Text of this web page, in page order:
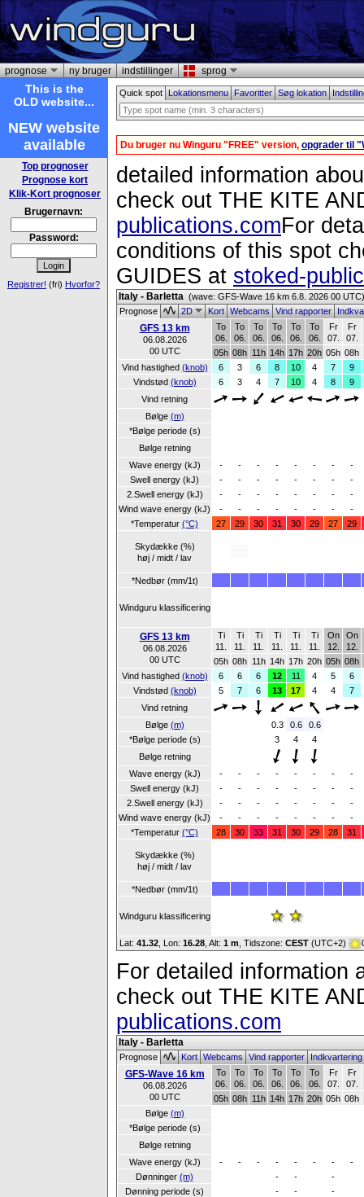
prognose ny bruger indstillinger sprog
This is the
OLD website...
NEW website
available
Top prognoser
Prognose kort
Klik-Kort prognoser
Brugernavn:
Password:
Registrer! (fri) Hvorfor?
Quick spot LokationsmenuFavoritterSøg lokation
Du bruger nu Winguru "FREE" version, opgrader til
detailed information
check out THE KITE
publications.comFor
conditions of this spot
GUIDES at stoked-
Italy - Barletta (wave: GFS-Wave 16 km 6.8. 2026 00 UTC)
Prognose
2D KortWebcamsVind rapporter
GFS 13 km
06.08.2026
00 UTC
To
06.
To
06.
To
06.
To
06.
To
06.
To
06.
Fr
07.
Fr
07.
05h 08h 11h 14h 17h 20h 05h 08h
Vind hastighed (knob) 6 3 6 8 10 4 7
9
Vindstød (knob) 6 3 4 7 10 4 8
9
Vind retning
Bølge (m)
*Bølge periode (s)
Bølge retning
Wave energy (kJ)
- - - - - - -
-
Swell energy (kJ)
- - - - - - -
-
2.Swell energy (kJ)
- - - - - - -
-
Wind wave energy (kJ)
- - - - - - -
-
*Temperatur (°C) 27 29 30 31 30 29 27 29
Skydække (%)
høj / midt / lav
*Nedbør (mm/1t)
Windguru klassificering
GFS 13 km
06.08.2026
00 UTC
Ti
11.
Ti
11.
Ti
11.
Ti
11.
Ti
11.
Ti
11.
On
12.
On
12.
05h 08h 11h 14h 17h 20h 05h 08h
Vind hastighed (knob) 6 6 6 12 11 4 5
6
Vindstød (knob) 5 7 6 13 17 4 4
7
Vind retning
Bølge (m) 0.3 0.6
0.6
*Bølge periode (s)
3 4
4
Bølge retning
Wave energy (kJ)
- - - - - - -
-
Swell energy (kJ)
- - - - - - -
-
2.Swell energy (kJ)
- - - - - - -
-
Wind wave energy (kJ)
- - - - - - -
-
*Temperatur (°C) 28 30 33 31 30 29 28 31
Skydække (%)
høj / midt / lav
*Nedbør (mm/1t)
Windguru klassificering
Lat: 41.32 , Lon: 16.28 Alt: 1 m , Tidszone: CEST (UTC+2)
For detailed information
check out THE KITE
publications.com
Italy - Barletta
Prognose KortWebcamsVind rapporterIndkvartering
GFS-Wave 16 km
06.08.2026
00 UTC
To
06.
To
06.
To
06.
To
06.
To
06.
To
06.
Fr
07.
Fr
07.
05h 08h 11h 14h 17h 20h 05h 08h
Bølge (m)
*Bølge periode (s)
Bølge retning
Wave energy (kJ)
- - - - - - -
-
Dønninger (m) - -
-
Dønning periode (s)
- -
-